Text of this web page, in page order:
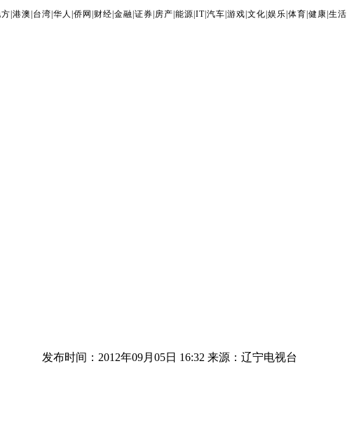
港澳 台湾 华人 侨网 财经 金融 证券 房产 能源 IT| 汽车 游戏 文化 娱乐 体育 健康 生活
发布时间：2012年09月05日 16:32 来源：辽宁电视台